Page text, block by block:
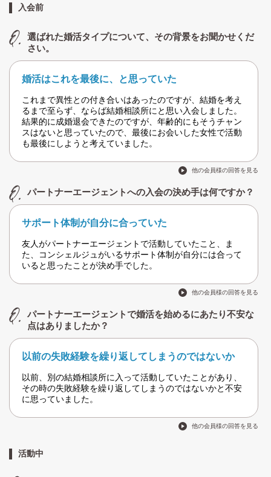
入会前
選ばれた婚活タイプについて、その背景をお聞かせくだ
さい。
婚活はこれを最後に、と思っていた
これまで異性との付き合いはあったのですが、結婚を考え
るまで至らず、ならば結婚相談所にと思い入会しました。
結果的に成婚退会できたのですが、年齢的にもそうチャン
スはないと思っていたので、最後にお会いした女性で活動
も最後にしようと考えていました。
他の会員様の回答を見る
パートナーエージェントへの入会の決め手は何ですか？
サポート体制が自分に合っていた
友人がパートナーエージェントで活動していたこと、ま
た、コンシェルジュがいるサポート体制が自分には合って
いると思ったことが決め手でした。
他の会員様の回答を見る
パートナーエージェントで婚活を始めるにあたり不安な
点はありましたか？
以前の失敗経験を繰り返してしまうのではないか
以前、別の結婚相談所に入って活動していたことがあり、
その時の失敗経験を繰り返してしまうのではないかと不安
に思っていました。
他の会員様の回答を見る
活動中